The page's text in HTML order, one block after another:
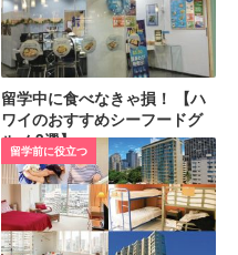
留学中に食べなきゃ損！ 【ハ
ワイのおすすめシーフードグ
ルメ 3選】
留学前に役立つ